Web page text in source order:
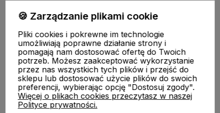
FUJIMAE| Tel:720-449-766,720-449-767 |
sklep@fujimae.pl|NIP: 9482312351 |REGON: 521904681
🍪 Zarządzanie plikami cookie
Pliki cookies i pokrewne im technologie
umożliwiają poprawne działanie strony i
pomagają nam dostosować ofertę do Twoich
potrzeb. Możesz zaakceptować wykorzystanie
przez nas wszystkich tych plików i przejść do
sklepu lub dostosować użycie plików do swoich
preferencji, wybierając opcję "Dostosuj zgody".
Więcej o plikach cookies przeczytasz w naszej
Polityce prywatności.